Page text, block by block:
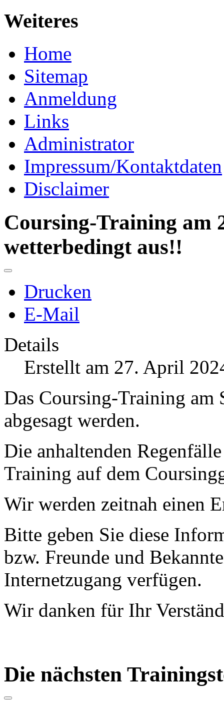
Weiteres
Home
Sitemap
Anmeldung
Links
Administrator
Impressum/Kontaktdaten
Disclaimer
Coursing-Training am
wetterbedingt aus!!
Drucken
E-Mail
Details
Erstellt am 27. April
Das Coursing-Training am
abgesagt werden.
Die anhaltenden
Training auf dem
Wir werden zeitnah einen
Bitte geben Sie diese
bzw. Freunde und
Internetzugang verfügen.
Wir danken für Ihr
Die nächsten